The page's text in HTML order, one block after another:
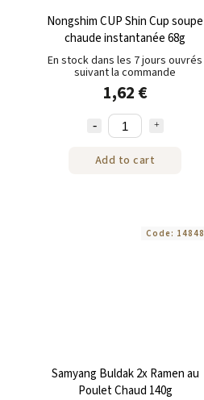
Nongshim CUP Shin Cup soupe
chaude instantanée 68g
En stock dans les 7 jours ouvrés
suivant la commande
1,62 €
Add to cart
Samyang Buldak 2x Ramen au
Poulet Chaud 140g
Code: 14848